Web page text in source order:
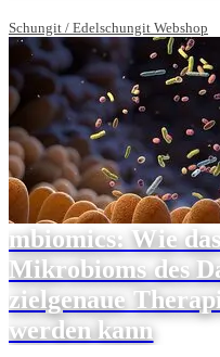
Schungit / Edelschungit Webshop
mbiomics: Wie
Mikrobioms des
zielgenaue
werden kann